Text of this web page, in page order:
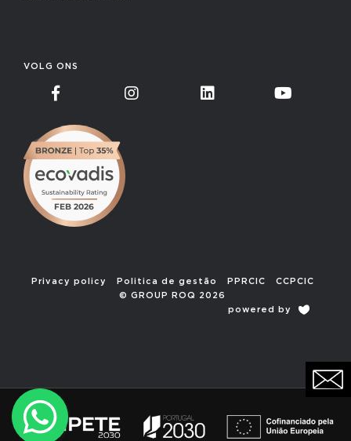
VOLG ONS
Privacy policy Politica de gestão PPRCIC
CCPCIC
© GROUP ROQ 2026
powered by